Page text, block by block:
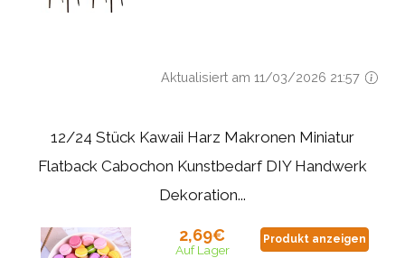
Aktualisiert am 11/03/2026 21:57
12/24 Stück Kawaii Harz Makronen Miniatur
Flatback Cabochon Kunstbedarf DIY Handwerk
Dekoration...
2,69€
Auf Lager
Produkt anzeigen